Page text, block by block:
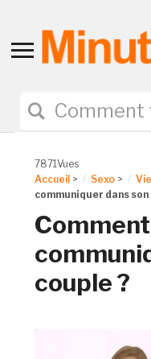
Toggle
navigation
7871Vues
Accueil > Sexo >
communiquer dans son
couple ?